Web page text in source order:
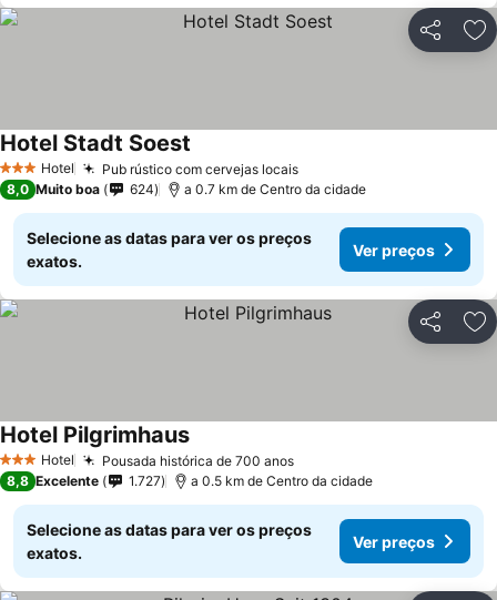
Partilhar
3 EstrelasHotel Pub rústico com cervejas locais
Hotel Stadt Soest
8,0 Muito boa 624 a 0.7 km de Centro da cidade
Selecione as datas para ver os preços
exatos.
Ver preços
Partilhar
3 EstrelasHotel Pousada histórica de 700 anos
Hotel Pilgrimhaus
8,8 Excelente 1.727 a 0.5 km de Centro da cidade
Selecione as datas para ver os preços
exatos.
Ver preços